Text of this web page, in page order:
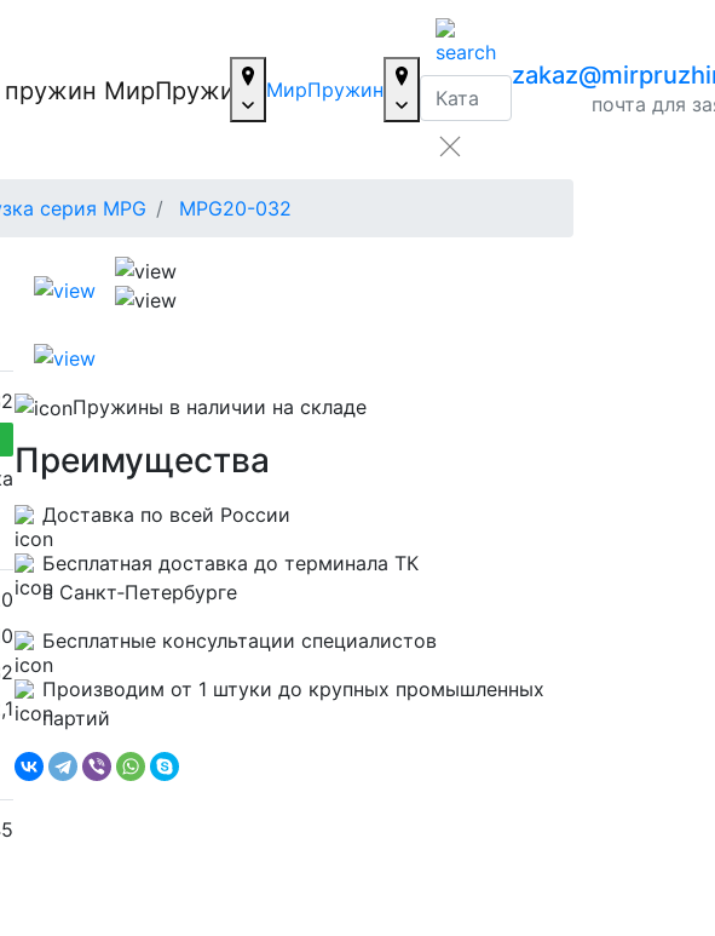
МирПружин
почта для
серия MPG MPG20-032
Пружины в наличии на складе
Преимущества
Доставка по всей России
Бесплатная доставка до терминала ТК
в Санкт‑Петербурге
Бесплатные консультации специалистов
Производим от 1 штуки до крупных промышленных
партий